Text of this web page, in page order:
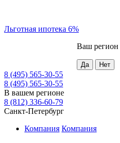
Льготная ипотека 6%
Ваш регион
8 (495) 565-30-55
8 (495) 565-30-55
В вашем регионе
8 (812) 336-60-79
Санкт-Петербург
Компания Компания